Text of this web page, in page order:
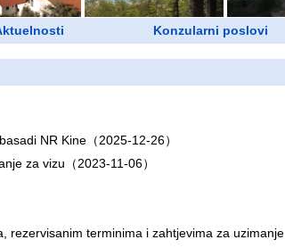
Konzularni poslovi
NR Kine （2025-12-26）
za vizu （2023-11-06）
rezervisanim terminima i zahtjevima za uzimanje